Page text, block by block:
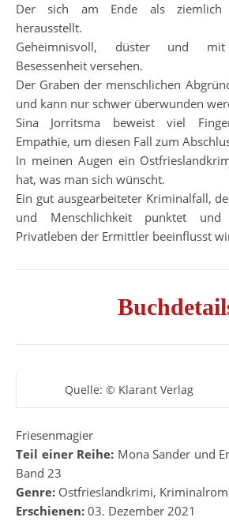
Der sich am Ende als ziemlich
herausstellt.
Geheimnisvoll, düster und
Besessenheit versehen.
Der Graben der menschlichen
und kann nur schwer überwunden
Sina Jorritsma beweist viel
Empathie, um diesen Fall zum
In meinen Augen ein
hat, was man sich wünscht.
Ein gut ausgearbeiteter Kriminalfall,
und Menschlichkeit punktet
Privatleben der Ermittler beeinflusst
Quelle: © Klarant Verlag
Friesenmagier
Teil einer Reihe: Mona Sander und
Band 23
Genre: Ostfrieslandkrimi,
Erschienen: 03. Dezember 2021